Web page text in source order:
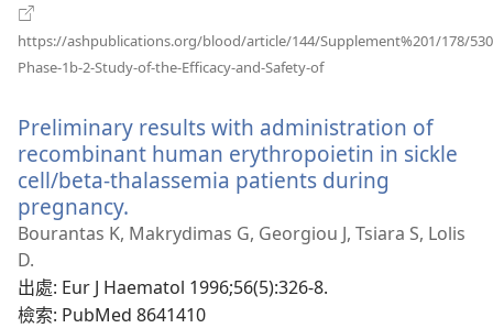
https://ashpublications.org/blood/article/144/Supplement%201/178/
Phase-1b-2-Study-of-the-Efficacy-and-Safety-of（開
視
窗）
Preliminary results with administration of
recombinant human erythropoietin in sickle
cell/beta-thalassemia patients during
pregnancy.
啟
視
窗）
Bourantas K, Makrydimas G, Georgiou J, Tsiara S, Lolis
D.
出處‎: Eur J Haematol 1996;56(5):326-8.
檢索‎: PubMed 8641410